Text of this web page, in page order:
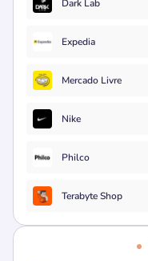
Dark Lab
Expedia
Mercado Livre
Nike
Philco
Terabyte Shop